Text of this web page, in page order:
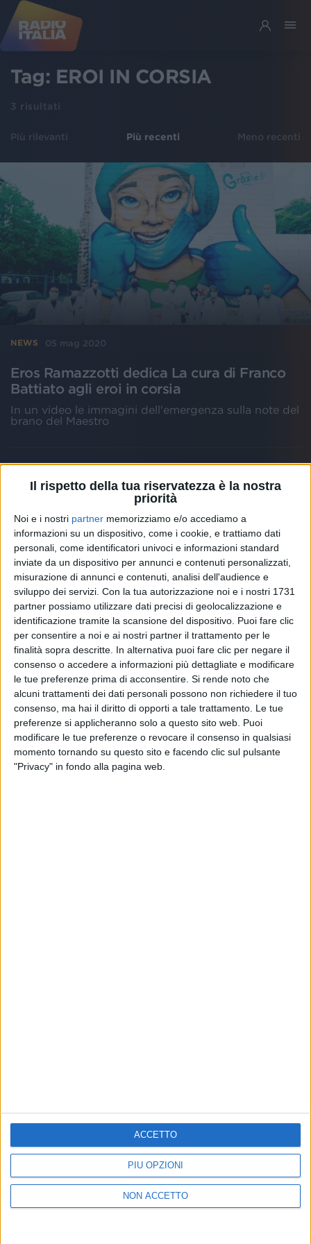
Il rispetto della tua riservatezza è la nostra
priorità
Noi e i nostri partner memorizziamo e/o accediamo a
informazioni su un dispositivo, come i cookie, e trattiamo dati
personali, come identificatori univoci e informazioni standard
inviate da un dispositivo per annunci e contenuti personalizzati,
misurazione di annunci e contenuti, analisi dell'audience e
sviluppo dei servizi. Con la tua autorizzazione noi e i nostri 1731
partner possiamo utilizzare dati precisi di geolocalizzazione e
identificazione tramite la scansione del dispositivo. Puoi fare clic
per consentire a noi e ai nostri partner il trattamento per le
finalità sopra descritte. In alternativa puoi fare clic per negare il
consenso o accedere a informazioni più dettagliate e modificare
le tue preferenze prima di acconsentire. Si rende noto che
alcuni trattamenti dei dati personali possono non richiedere il tuo
consenso, ma hai il diritto di opporti a tale trattamento. Le tue
preferenze si applicheranno solo a questo sito web. Puoi
modificare le tue preferenze o revocare il consenso in qualsiasi
momento tornando su questo sito e facendo clic sul pulsante
"Privacy" in fondo alla pagina web.
PIÙ OPZIONI
NON ACCETTO
ACCETTO
Tag: EROI IN CORSIA
3 risultati
Più rilevanti Più recenti Meno recenti
NEWS 05 mag 2020
Eros Ramazzotti dedica La cura di Franco
Battiato agli eroi in corsia
In un video le immagini dell'emergenza sulla note del
brano del Maestro
NEWS 01 mag 2020
Primo Maggio, Eros Ramazzotti ringrazia gli
eroi in corsia: “Non molliamo”
“Grazie a voi e a chi in questi mesi sta lavorando e
rischiando la vita”
Chi siamo Contattaci